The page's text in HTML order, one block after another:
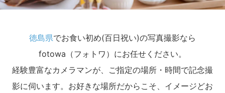
徳島県でお食い初め(百日祝い)の写真撮影なら
fotowa（フォトワ）にお任せください。
経験豊富なカメラマンが、ご指定の場所・時間で記念撮
影に伺います。お好きな場所だからこそ、イメージどお